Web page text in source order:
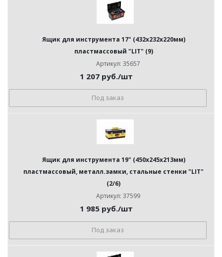
Ящик для инструмента 17" (432х232х220мм)
пластмассовый "LIT" (9)
Артикул: 35657
1 207руб./шт
Под заказ
Ящик для инструмента 19" (450х245х213мм)
пластмассовый, металл.замки, стальные стенки "LIT"
(2/6)
Артикул: 37599
1 985руб./шт
Под заказ